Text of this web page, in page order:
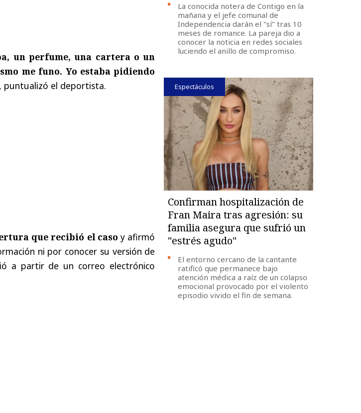
un perfume, una cartera o un
me funo. Yo estaba pidiendo
, puntualizó el deportista.
que recibió el caso y afirmó
ni por conocer su versión de
a partir de un correo electrónico
La conocida notera de Contigo en la
mañana y el jefe comunal de
Independencia darán el "sí" tras 10
meses de romance. La pareja dio a
conocer la noticia en redes sociales
luciendo el anillo de compromiso.
Espectáculos
Confirman hospitalización de
Fran Maira tras agresión: su
familia asegura que sufrió un
"estrés agudo"
El entorno cercano de la cantante
ratificó que permanece bajo
atención médica a raíz de un colapso
emocional provocado por el violento
episodio vivido el fin de semana.